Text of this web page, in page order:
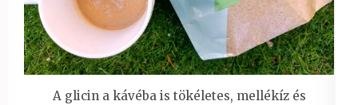
A glicin a kávéba is tökéletes, mellékíz és